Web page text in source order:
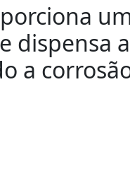
dispensa
a